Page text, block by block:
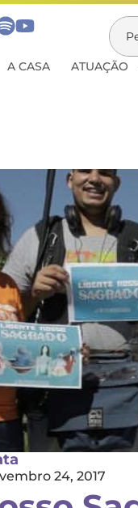
A CASA ATUAÇÃO
24, 2017